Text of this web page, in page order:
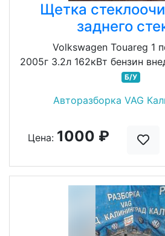
Щетка
заднего
Volkswagen Touareg 1
2005г 3.2л 162кВт бензин
Б/У
Авторазборка VAG
Цена: 1000 ₽